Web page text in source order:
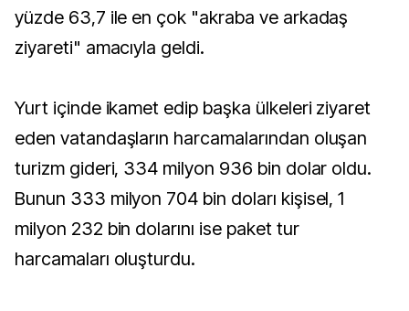
yüzde 63,7 ile en çok "akraba ve arkadaş
ziyareti" amacıyla geldi.
Yurt içinde ikamet edip başka ülkeleri ziyaret
eden vatandaşların harcamalarından oluşan
turizm gideri, 334 milyon 936 bin dolar oldu.
Bunun 333 milyon 704 bin doları kişisel, 1
milyon 232 bin dolarını ise paket tur
harcamaları oluşturdu.